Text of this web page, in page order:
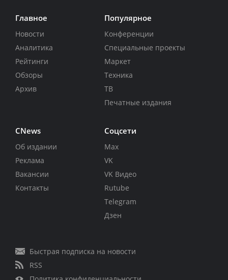
Главное
Новости
Аналитика
Рейтинги
Обзоры
Архив
Популярное
Конференции
Специальные проекты
Маркет
Техника
ТВ
Печатные издания
CNews
Об издании
Реклама
Вакансии
Контакты
Соцсети
Max
VK
VK Видео
Rutube
Telegram
Дзен
Быстрая подписка на новости
RSS